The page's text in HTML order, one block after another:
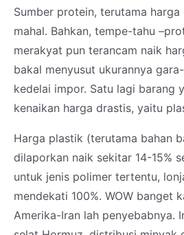
Sumber protein, terutama
mahal. Bahkan, tempe-tahu
merakyat pun terancam naik
bakal menyusut ukurannya
kedelai impor. Satu lagi barang
kenaikan harga drastis, yaitu
Harga plastik (terutama bahan
dilaporkan naik sekitar 14-15%
untuk jenis polimer tertentu,
mendekati 100%. WOW banget
Amerika-Iran lah penyebabnya.